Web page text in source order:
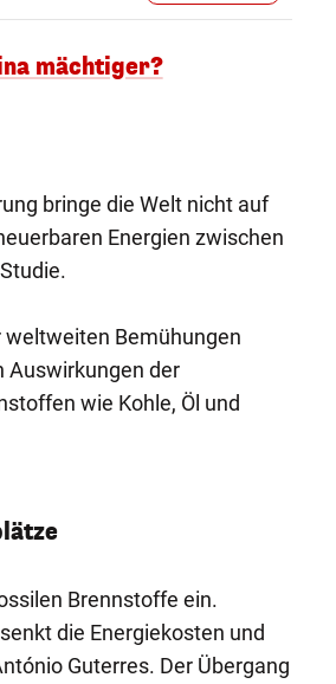
mächtiger?
bringe die Welt nicht auf
Energien zwischen
weltweiten Bemühungen
Auswirkungen der
wie Kohle, Öl und
Brennstoffe ein.
die Energiekosten und
Guterres. Der Übergang